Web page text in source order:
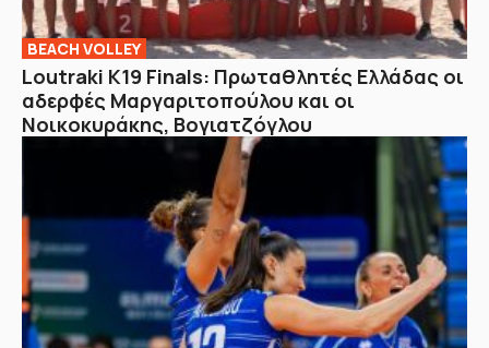
BEACH VOLLEY
Loutraki K19 Finals: Πρωταθλητές Ελλάδας οι
αδερφές Μαργαριτοπούλου και οι
Νοικοκυράκης, Βογιατζόγλου